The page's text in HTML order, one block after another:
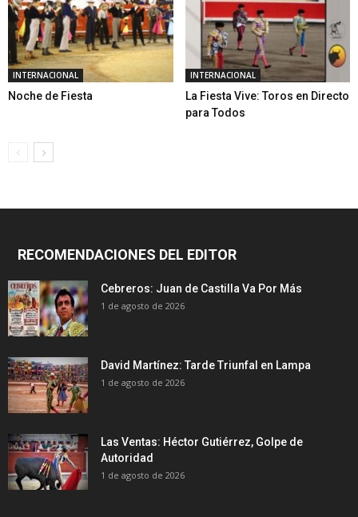
INTERNACIONAL
Noche de Fiesta
INTERNACIONAL
La Fiesta Vive: Toros en Directo
para Todos
RECOMENDACIONES DEL EDITOR
Cebreros: Juan de Castilla Va Por Más
1 de agosto de 2026
David Martínez: Tarde Triunfal en Lampa
1 de agosto de 2026
Las Ventas: Héctor Gutiérrez, Golpe de
Autoridad
1 de agosto de 2026